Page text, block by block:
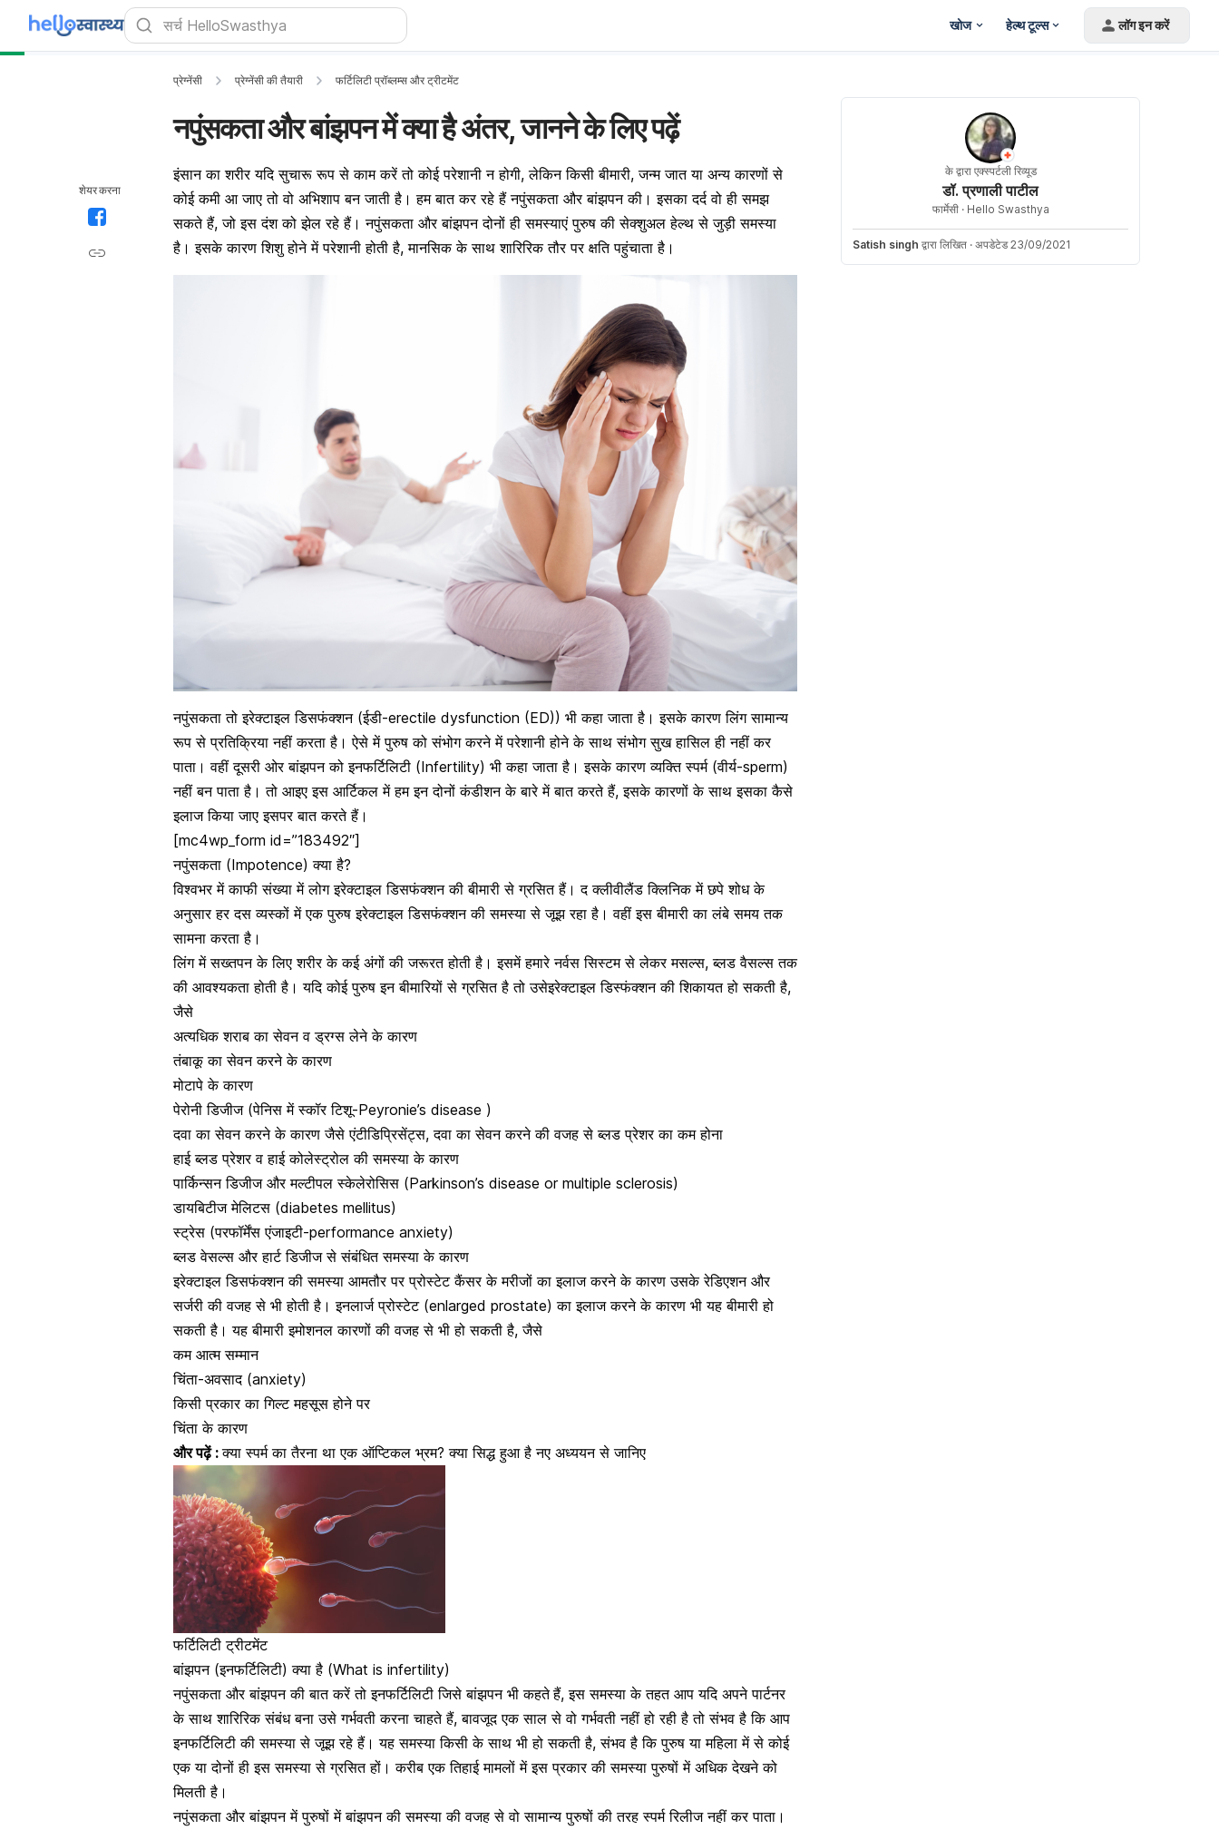
खोज हेल्थ टूल्स लॉग इन करें
शेयर करना
प्रेग्नेंसी प्रेग्नेंसी की तैयारी फर्टिलिटी प्रॉब्लम्स और ट्रीटमेंट
नपुंसकता और बांझपन में क्या है अंतर, जानने के लिए पढ़ें
इंसान का शरीर यदि सुचारू रूप से काम करें तो कोई परेशानी न होगी, लेकिन किसी बीमारी, जन्म जात या अन्य कारणों से
कोई कमी आ जाए तो वो अभिशाप बन जाती है। हम बात कर रहे हैं नपुंसकता और बांझपन की। इसका दर्द वो ही समझ
सकते हैं, जो इस दंश को झेल रहे हैं। नपुंसकता और बांझपन दोनों ही समस्याएं पुरुष की सेक्शुअल हेल्थ से जुड़ी समस्या
है। इसके कारण शिशु होने में परेशानी होती है, मानसिक के साथ शारिरिक तौर पर क्षति पहुंचाता है।
नपुंसकता तो इरेक्टाइल डिसफंक्शन (ईडी-erectile dysfunction (ED)) भी कहा जाता है। इसके कारण लिंग सामान्य
रूप से प्रतिक्रिया नहीं करता है। ऐसे में पुरुष को संभोग करने में परेशानी होने के साथ संभोग सुख हासिल ही नहीं कर
पाता। वहीं दूसरी ओर बांझपन को इनफर्टिलिटी (Infertility) भी कहा जाता है। इसके कारण व्यक्ति स्पर्म (वीर्य-sperm)
नहीं बन पाता है। तो आइए इस आर्टिकल में हम इन दोनों कंडीशन के बारे में बात करते हैं, इसके कारणों के साथ इसका कैसे
इलाज किया जाए इसपर बात करते हैं।
[mc4wp_form id=”183492″]
नपुंसकता (Impotence) क्या है?
विश्वभर में काफी संख्या में लोगइरेक्टाइल डिसफंक्शन की बीमारी से ग्रसित हैं। द क्लीवीलैंड क्लिनिक में छपे शोध के
अनुसार हर दस व्यस्कों में एक पुरुष इरेक्टाइल डिसफंक्शन की समस्या से जूझ रहा है। वहीं इस बीमारी का लंबे समय तक
सामना करता है।
लिंग में सख्तपन के लिए शरीर के कई अंगों की जरूरत होती है। इसमें हमारे नर्वस सिस्टम से लेकर मसल्स, ब्लड वैसल्स तक
की आवश्यकता होती है। यदि कोई पुरुष इन बीमारियों से ग्रसित है तो उसेइरेक्टाइल डिस्फंक्शन की शिकायतहो सकती है,
जैसे
अत्यधिक शराब का सेवन व ड्रग्स लेने के कारण
तंबाकू का सेवन करने के कारण
मोटापे के कारण
पेरोनी डिजीज (पेनिस में स्कॉर टिशू-Peyronie’s disease )
दवा का सेवन करने के कारण जैसे एंटीडिप्रिसेंट्स, दवा का सेवन करने की वजह से ब्लड प्रेशर का कम होना
हाई ब्लड प्रेशर व हाई कोलेस्ट्रोल की समस्या के कारण
पार्किन्सन डिजीज और मल्टीपल स्केलेरोसिस (Parkinson’s disease or multiple sclerosis)
डायबिटीज मेलिटस (diabetes mellitus)
स्ट्रेस (परफॉर्मेंस एंजाइटी-performance anxiety)
ब्लड वेसल्स और हार्ट डिजीज से संबंधित समस्या के कारण
इरेक्टाइल डिसफंक्शन की समस्या आमतौर पर प्रोस्टेट कैंसर के मरीजों का इलाज करने के कारण उसके रेडिएशन और
सर्जरी की वजह से भी होती है। इनलार्ज प्रोस्टेट (enlarged prostate) का इलाज करने के कारण भी यह बीमारी हो
सकती है। यह बीमारी इमोशनल कारणों की वजह से भी हो सकती है, जैसे
कम आत्म सम्मान
चिंता-अवसाद (anxiety)
किसी प्रकार का गिल्ट महसूस होने पर
चिंता के कारण
और पढ़ें :क्या स्पर्म का तैरना था एक ऑप्टिकल भ्रम? क्या सिद्ध हुआ है नए अध्ययन से जानिए
फर्टिलिटी ट्रीटमेंट
बांझपन (इनफर्टिलिटी) क्या है (What is infertility)
नपुंसकता और बांझपन की बात करें तो इनफर्टिलिटी जिसे बांझपन भी कहते हैं, इस समस्या के तहत आप यदि अपने पार्टनर
के साथशारिरिक संबंध बना उसे गर्भवती करना चाहते हैं, बावजूद एक साल से वो गर्भवती नहीं हो रही है तो संभव है कि आप
इनफर्टिलिटी की समस्या से जूझ रहे हैं। यह समस्या किसी के साथ भी हो सकती है, संभव है कि पुरुष या महिला में से कोई
एक या दोनों ही इस समस्या से ग्रसित हों। करीब एक तिहाई मामलों में इस प्रकार की समस्या पुरुषों में अधिक देखने को
मिलती है।
नपुंसकता औरबांझपन में पुरुषों में बांझपन की समस्या की वजह से वो सामान्य पुरुषों की तरह स्पर्म रिलीज नहीं कर पाता।
के द्वारा एक्स्पर्टली रिव्यूड
डॉ. प्रणाली पाटील
फार्मेसी · Hello Swasthya
Satish singh द्वारा लिखित · अपडेटेड 23/09/2021